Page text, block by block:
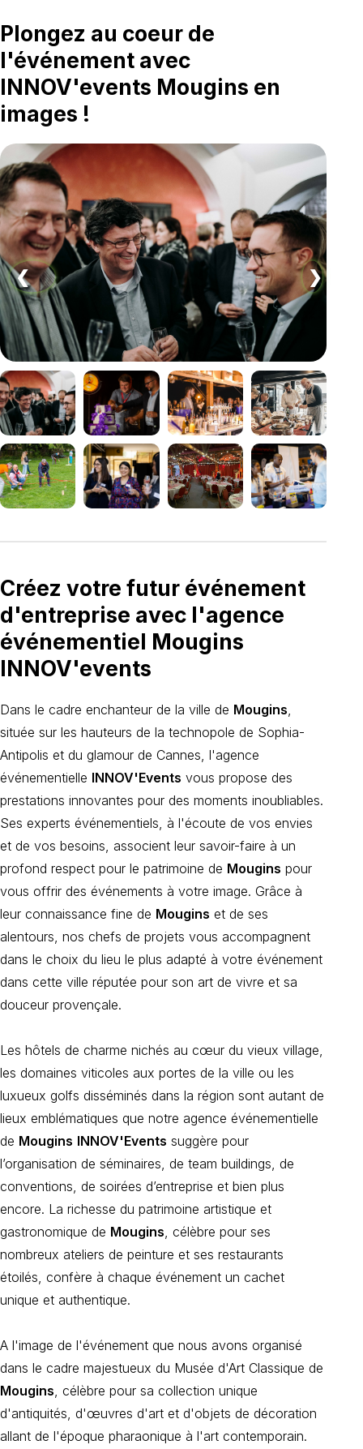
Plongez au coeur de
l'événement avec
INNOV'events Mougins en
images !
❮ ❯
Créez votre futur événement
d'entreprise avec l'agence
événementiel Mougins
INNOV'events
Dans le cadre enchanteur de la ville de Mougins
située sur les hauteurs de la technopole de Sophia-
Antipolis et du glamour de Cannes, l'agence
événementielle INNOV'Events vous propose des
prestations innovantes pour des moments inoubliables.
Ses experts événementiels, à l'écoute de vos envies
et de vos besoins, associent leur savoir-faire à un
profond respect pour le patrimoine de Mougins pour
vous offrir des événements à votre image. Grâce à
leur connaissance fine de Mougins et de ses
alentours, nos chefs de projets vous accompagnent
dans le choix du lieu le plus adapté à votre événement
dans cette ville réputée pour son art de vivre et sa
douceur provençale.
Les hôtels de charme nichés au cœur du vieux village,
les domaines viticoles aux portes de la ville ou les
luxueux golfs disséminés dans la région sont autant de
lieux emblématiques que notre agence événementielle
de Mougins INNOV'Events suggère pour
l’organisation de séminaires, de team buildings, de
conventions, de soirées d’entreprise et bien plus
encore. La richesse du patrimoine artistique et
gastronomique de Mougins , célèbre pour ses
nombreux ateliers de peinture et ses restaurants
étoilés, confère à chaque événement un cachet
unique et authentique.
A l'image de l'événement que nous avons organisé
dans le cadre majestueux du Musée d'Art Classique de
Mougins , célèbre pour sa collection unique
d'antiquités, d'œuvres d'art et d'objets de décoration
allant de l'époque pharaonique à l'art contemporain.